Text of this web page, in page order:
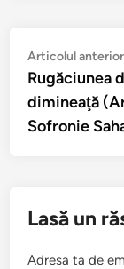
Navigare
în
articole
Articolul anterior
Rugăciunea
dimineaţă
Sofronie
Lasă un
Adresa ta de